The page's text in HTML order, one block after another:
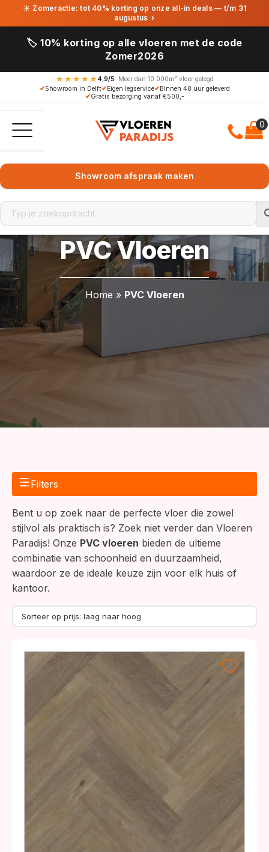
☀ Zomeractie: tot 40% korting op onze all-in deals — t/m 31
augustus ›
🏷️ 10% korting op alle vloeren met de code
Zomer2026
★★★★★ 4,9/5· Meer dan 10.000m² vloer gelegd
✔Showroom in Delft✔Eigen legservice✔Binnen 48 uur geleverd
✔Gratis bezorging vanaf €500,-
Showroom afspraak maken
PVC Vloeren
Home » PVC Vloeren
Filters
Bent u op zoek naar de perfecte vloer die zowel
stijlvol als praktisch is? Zoek niet verder dan Vloeren
Paradijs! Onze PVC vloeren bieden de ultieme
combinatie van schoonheid en duurzaamheid,
waardoor ze de ideale keuze zijn voor elk huis of
kantoor.